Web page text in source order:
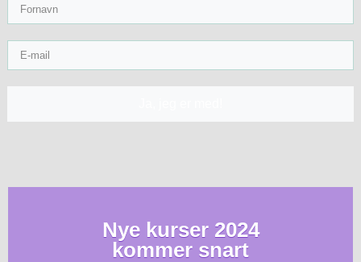
Nye kurser 2024
kommer snart